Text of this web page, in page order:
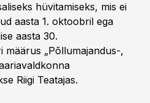
hüvitamiseks, mis ei
aasta 1. oktoobril ega
aasta 30.
määrus „Põllumajandus-,
Riigi Teatajas.